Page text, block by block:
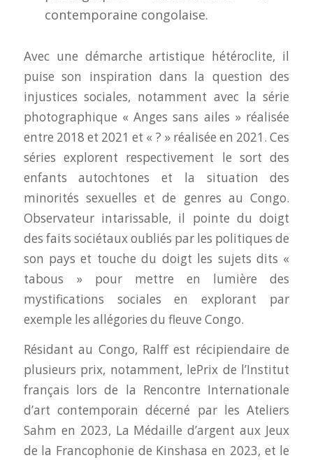
contemporaine congolaise.
Avec une démarche artistique hétéroclite, il
puise son inspiration dans la question des
injustices sociales, notamment avec la série
photographique « Anges sans ailes » réalisée
entre 2018 et 2021 et « ? » réalisée en 2021. Ces
séries explorent respectivement le sort des
enfants autochtones et la situation des
minorités sexuelles et de genres au Congo.
Observateur intarissable, il pointe du doigt
des faits sociétaux oubliés par les politiques de
son pays et touche du doigt les sujets dits «
tabous » pour mettre en lumière des
mystifications sociales en explorant par
exemple les allégories du fleuve Congo.
Résidant au Congo, Ralff est récipiendaire de
plusieurs prix, notamment, lePrix de l’Institut
français lors de la Rencontre Internationale
d’art contemporain décerné par les Ateliers
Sahm en 2023, La Médaille d’argent aux Jeux
de la Francophonie de Kinshasa en 2023, et le